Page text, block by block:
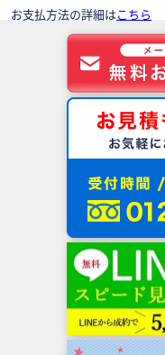
お支払方法の詳細はこちら